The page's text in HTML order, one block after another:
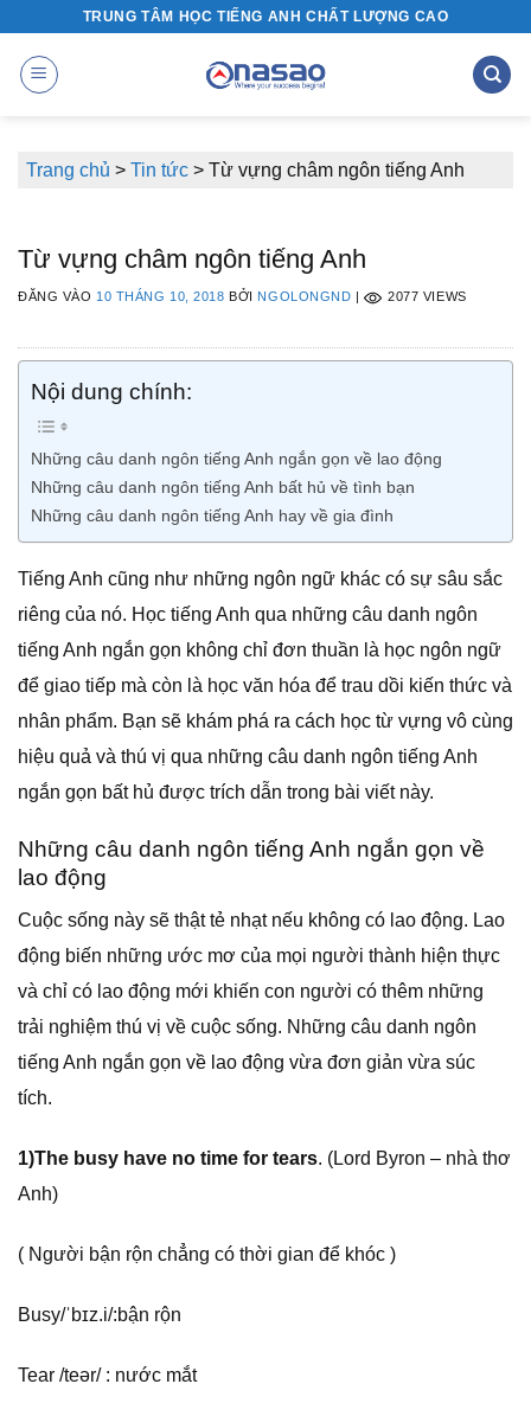
nội
TRUNG TÂM HỌC TIẾNG ANH CHẤT LƯỢNG CAO
Trang chủ > Tin tức > Từ vựng châm ngôn tiếng Anh
Từ vựng châm ngôn tiếng Anh
ĐĂNG VÀO10 THÁNG 10, 2018 BỞI NGOLONGND | 2077 VIEWS
Nội dung chính:
Những câu danh ngôn tiếng Anh ngắn gọn về lao động
Những câu danh ngôn tiếng Anh bất hủ về tình bạn
Những câu danh ngôn tiếng Anh hay về gia đình
Tiếng Anh cũng như những ngôn ngữ khác có sự sâu sắc
riêng của nó. Học tiếng Anh qua những câu danh ngôn
tiếng Anh ngắn gọn không chỉ đơn thuần là học ngôn ngữ
để giao tiếp mà còn là học văn hóa để trau dồi kiến thức và
nhân phẩm. Bạn sẽ khám phá ra cách học từ vựng vô cùng
hiệu quả và thú vị qua những câu danh ngôn tiếng Anh
ngắn gọn bất hủ được trích dẫn trong bài viết này.
Những câu danh ngôn tiếng Anh ngắn gọn về
lao động
Cuộc sống này sẽ thật tẻ nhạt nếu không có lao động. Lao
động biến những ước mơ của mọi người thành hiện thực
và chỉ có lao động mới khiến con người có thêm những
trải nghiệm thú vị về cuộc sống. Những câu danh ngôn
tiếng Anh ngắn gọn về lao động vừa đơn giản vừa súc
tích.
1)The busy have no time for tears. (Lord Byron – nhà thơ
Anh)
( Người bận rộn chẳng có thời gian để khóc )
Busy/ˈbɪz.i/:bận rộn
Tear /teәr/ : nước mắt